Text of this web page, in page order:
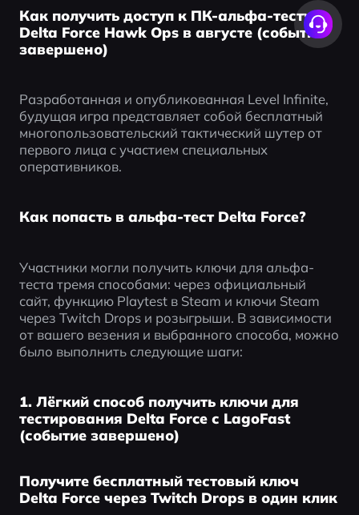
Как получить доступ к ПК-альфа-тесту
Delta Force Hawk Ops в августе (событие
завершено)
Разработанная и опубликованная Level Infinite,
будущая игра представляет собой бесплатный
многопользовательский тактический шутер от
первого лица с участием специальных
оперативников.
Как попасть в альфа-тест Delta Force?
Участники могли получить ключи для альфа-
теста тремя способами: через официальный
сайт, функцию Playtest в Steam и ключи Steam
через Twitch Drops и розыгрыши. В зависимости
от вашего везения и выбранного способа, можно
было выполнить следующие шаги:
1. Лёгкий способ получить ключи для
тестирования Delta Force с LagoFast
(событие завершено)
Получите бесплатный тестовый ключ
Delta Force через Twitch Drops в один клик